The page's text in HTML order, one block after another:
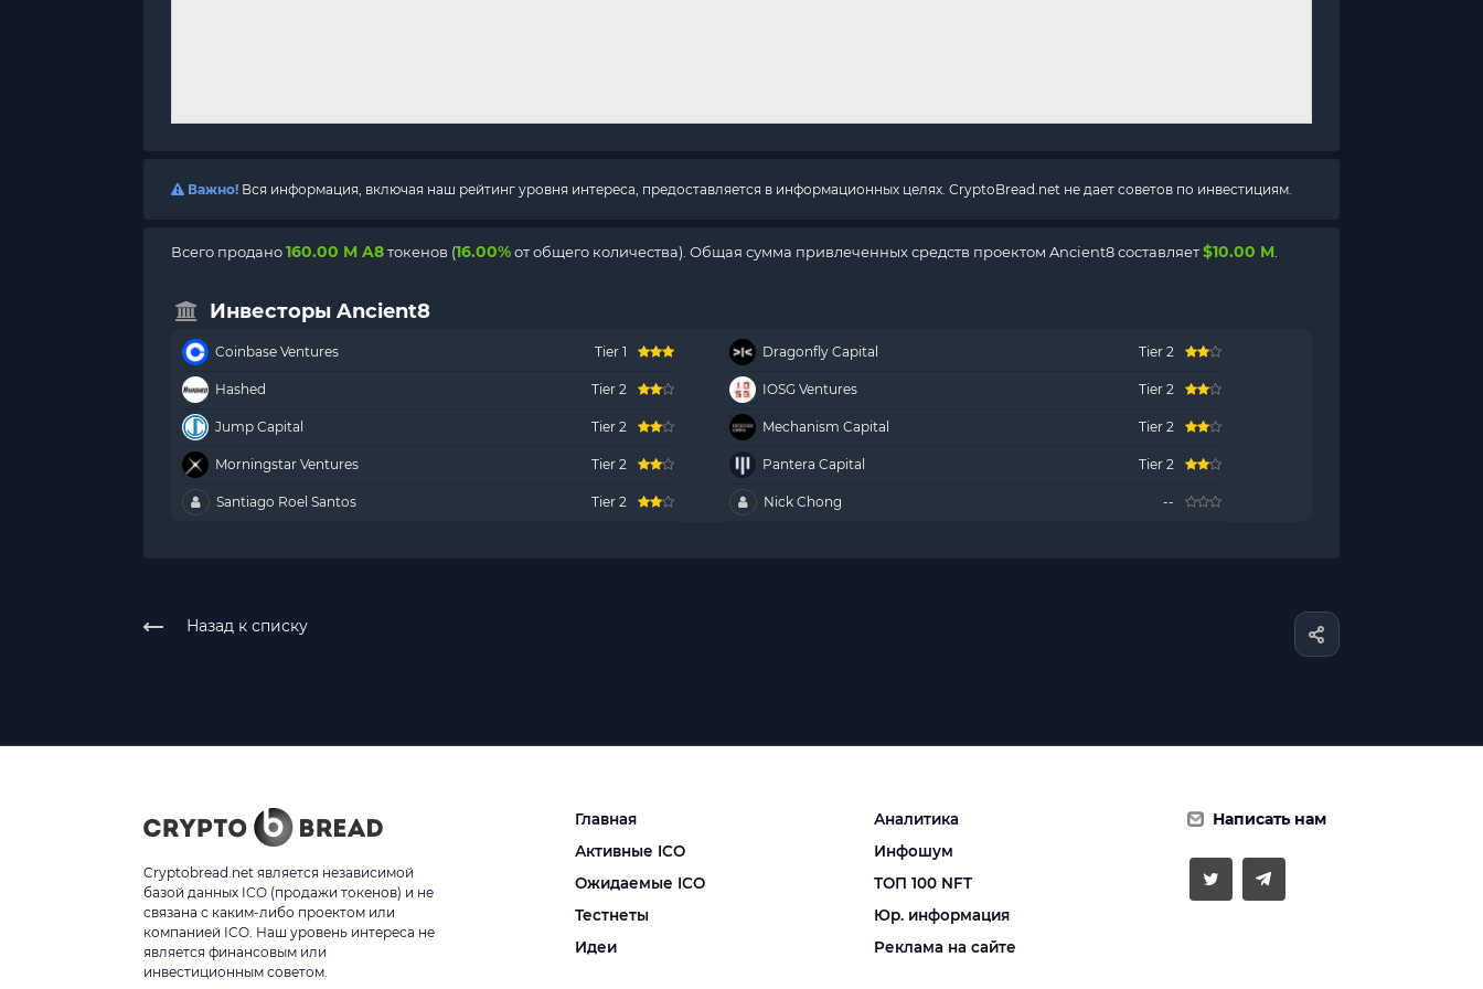
Важно! Вся информация, включая наш рейтинг уровня интереса, предоставляется в информационных целях. CryptoBread.net не дает советов по инвестициям.
Всего продано160.00 M A8токенов (16.00%от общего количества). Общая сумма привлеченных средств проектом Ancient8 составляет$10.00 M
Инвесторы Ancient8
Coinbase Ventures Tier 1 Dragonfly Capital Tier 2
Hashed Tier 2 IOSG Ventures Tier 2
Jump Capital Tier 2 Mechanism Capital Tier 2
Morningstar Ventures Tier 2 Pantera Capital Tier 2
Santiago Roel Santos Tier 2 Nick Chong --
Назад к списку
Cryptobread.net является независимой
базой данных ICO (продажи токенов) и не
связана с каким-либо проектом или
компанией ICO. Наш уровень интереса не
является финансовым или
инвестиционным советом.
Главная
Активные ICO
Ожидаемые ICO
Тестнеты
Идеи
Аналитика
Инфошум
ТОП 100 NFT
Юр. информация
Реклама на сайте
Написать нам